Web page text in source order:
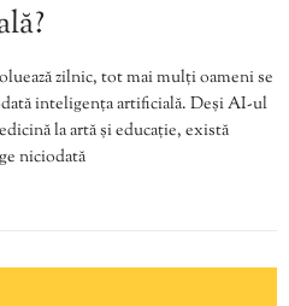
zilnic, tot mai mulți oameni se
inteligența artificială. Deși AI-ul
la artă și educație, există
niciodată